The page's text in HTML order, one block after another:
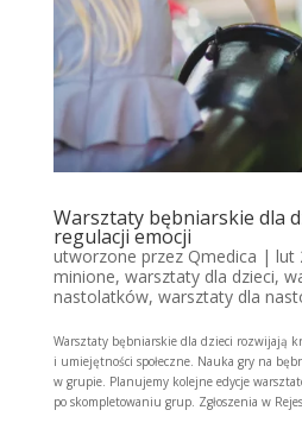
Warsztaty bębniarskie dla
regulacji emocji
utworzone przezQmedica | lut
minione, warsztaty dla dzieci,
nastolatków, warsztaty dla
Warsztaty bębniarskie dla dzieci rozwijają
i umiejętności społeczne. Nauka gry na
w grupie. Planujemy kolejne edycje
po skompletowaniu grup. Zgłoszenia w